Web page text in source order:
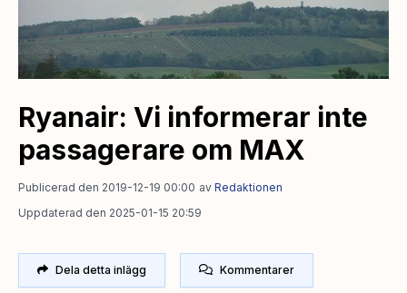
Ryanair: Vi informerar inte
passagerare om MAX
Publicerad den 2019-12-19 00:00 av Redaktionen
Uppdaterad den 2025-01-15 20:59
Dela detta inlägg Kommentarer